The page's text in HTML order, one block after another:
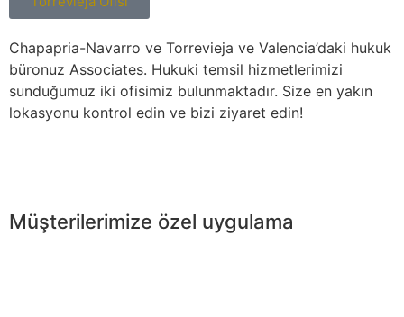
Chapapria-Navarro ve Torrevieja ve Valencia’daki hukuk
büronuz Associates. Hukuki temsil hizmetlerimizi
sunduğumuz iki ofisimiz bulunmaktadır. Size en yakın
lokasyonu kontrol edin ve bizi ziyaret edin!
Müşterilerimize özel uygulama